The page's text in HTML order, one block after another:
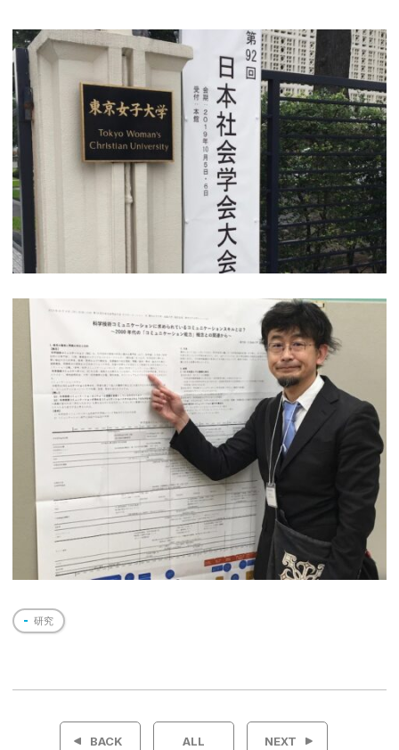
研究
投
BACK ALL NEXT